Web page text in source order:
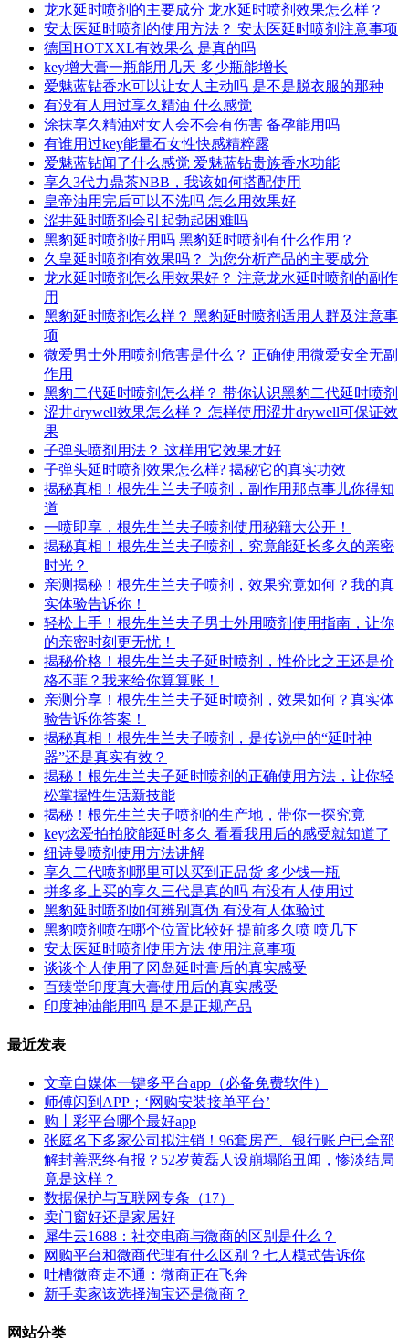
龙水延时喷剂的主要成分 龙水延时喷剂效果怎么样？
安太医延时喷剂的使用方法？ 安太医延时喷剂注意事项
德国HOTXXL有效果么 是真的吗
key增大膏一瓶能用几天 多少瓶能增长
爱魅蓝钻香水可以让女人主动吗 是不是脱衣服的那种
有没有人用过享久精油 什么感觉
涂抹享久精油对女人会不会有伤害 备孕能用吗
有谁用过key能量石女性快感精粹露
爱魅蓝钻闻了什么感觉 爱魅蓝钻贵族香水功能
享久3代力鼎茶NBB，我该如何搭配使用
皇帝油用完后可以不洗吗 怎么用效果好
涩井延时喷剂会引起勃起困难吗
黑豹延时喷剂好用吗 黑豹延时喷剂有什么作用？
久皇延时喷剂有效果吗？ 为您分析产品的主要成分
龙水延时喷剂怎么用效果好？ 注意龙水延时喷剂的副作
用
黑豹延时喷剂怎么样？ 黑豹延时喷剂适用人群及注意事
项
微爱男士外用喷剂危害是什么？ 正确使用微爱安全无副
作用
黑豹二代延时喷剂怎么样？ 带你认识黑豹二代延时喷剂
涩井drywell效果怎么样？ 怎样使用涩井drywell可保证效
果
子弹头喷剂用法？ 这样用它效果才好
子弹头延时喷剂效果怎么样? 揭秘它的真实功效
揭秘真相！根先生兰夫子喷剂，副作用那点事儿你得知
道
一喷即享，根先生兰夫子喷剂使用秘籍大公开！
揭秘真相！根先生兰夫子喷剂，究竟能延长多久的亲密
时光？
亲测揭秘！根先生兰夫子喷剂，效果究竟如何？我的真
实体验告诉你！
轻松上手！根先生兰夫子男士外用喷剂使用指南，让你
的亲密时刻更无忧！
揭秘价格！根先生兰夫子延时喷剂，性价比之王还是价
格不菲？我来给你算算账！
亲测分享！根先生兰夫子延时喷剂，效果如何？真实体
验告诉你答案！
揭秘真相！根先生兰夫子喷剂，是传说中的“延时神
器”还是真实有效？
揭秘！根先生兰夫子延时喷剂的正确使用方法，让你轻
松掌握性生活新技能
揭秘！根先生兰夫子喷剂的生产地，带你一探究竟
key炫爱拍拍胶能延时多久 看看我用后的感受就知道了
纽诗曼喷剂使用方法讲解
享久二代喷剂哪里可以买到正品货 多少钱一瓶
拼多多上买的享久三代是真的吗 有没有人使用过
黑豹延时喷剂如何辨别真伪 有没有人体验过
黑豹喷剂喷在哪个位置比较好 提前多久喷 喷几下
安太医延时喷剂使用方法 使用注意事项
谈谈个人使用了冈岛延时膏后的真实感受
百臻堂印度真大膏使用后的真实感受
印度神油能用吗 是不是正规产品
最近发表
文章自媒体一键多平台app（必备免费软件）
师傅闪到APP；‘网购安装接单平台’
购丨彩平台哪个最好app
张庭名下多家公司拟注销！96套房产、银行账户已全部
解封善恶终有报？52岁黄磊人设崩塌陷丑闻，惨淡结局
竟是这样？
数据保护与互联网专条（17）
卖门窗好还是家居好
犀牛云1688：社交电商与微商的区别是什么？
网购平台和微商代理有什么区别？七人模式告诉你
吐槽微商走不通：微商正在飞奔
新手卖家该选择淘宝还是微商？
网站分类